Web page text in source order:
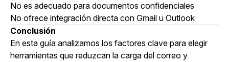
No es adecuado para documentos confidenciales
No ofrece integración directa con Gmail u Outlook
Conclusión
En esta guía analizamos los factores clave para elegir
herramientas que reduzcan la carga del correo y